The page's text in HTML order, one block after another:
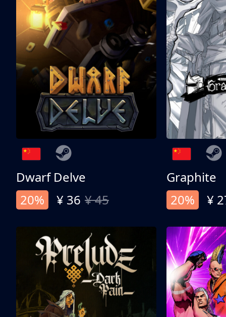
Dwarf Delve
20%
¥ 36 ¥ 45
Graphite
20%
¥